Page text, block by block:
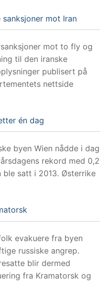
sanksjoner mot Iran
mot to fly og
til den iranske
publisert på
nettside
én dag
byen Wien nådde i dag
rekord med 0,2
ble satt i 2013. Østerrike
evakuere fra byen
russiske angrep.
blir dermed
fra Kramatorsk og